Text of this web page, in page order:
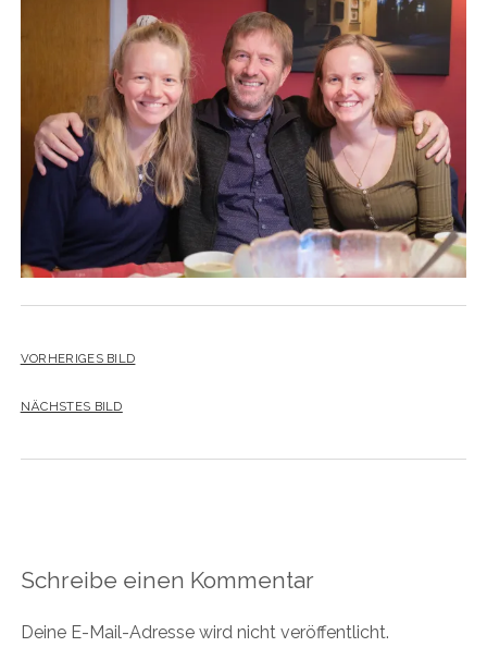
öffnen
DATENSCHUTZ
KONTAKT
ARCHIV
instagram
VORHERIGES BILD
NÄCHSTES BILD
Schreibe einen Kommentar
Deine E-Mail-Adresse wird nicht veröffentlicht.